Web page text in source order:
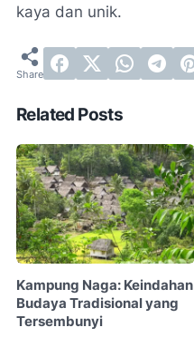
kaya dan unik.
Related Posts
Kampung Naga: Keindahan
Budaya Tradisional yang
Tersembunyi